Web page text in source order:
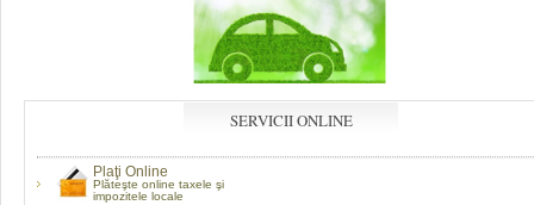
SERVICII ONLINE
Plaţi Online
Plăteşte online taxele şi
impozitele locale